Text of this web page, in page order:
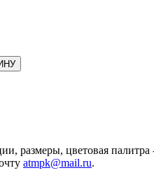
размеры, цветовая
atmpk@mail.ru.